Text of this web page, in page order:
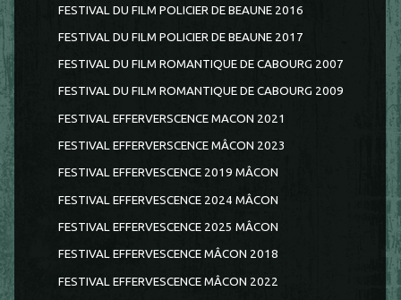
FESTIVAL DU FILM POLICIER DE BEAUNE 2016
FESTIVAL DU FILM POLICIER DE BEAUNE 2017
FESTIVAL DU FILM ROMANTIQUE DE CABOURG 2007
FESTIVAL DU FILM ROMANTIQUE DE CABOURG 2009
FESTIVAL EFFERVERSCENCE MACON 2021
FESTIVAL EFFERVERSCENCE MÂCON 2023
FESTIVAL EFFERVESCENCE 2019 MÂCON
FESTIVAL EFFERVESCENCE 2024 MÂCON
FESTIVAL EFFERVESCENCE 2025 MÂCON
FESTIVAL EFFERVESCENCE MÂCON 2018
FESTIVAL EFFERVESCENCE MÂCON 2022